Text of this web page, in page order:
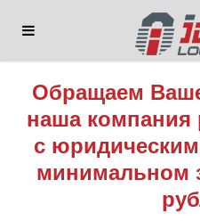
Обращаем
наша компания
с
минимальном